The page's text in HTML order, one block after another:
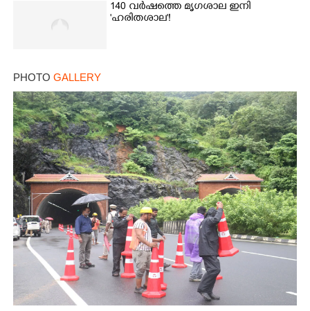
140 വർഷത്തെ മൃഗശാല ഇനി
'ഹരിതശാല'!
PHOTO GALLERY